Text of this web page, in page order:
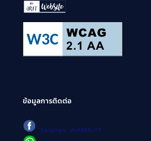
ข้อมูลการติดต่อ
Fanpage : AritRMUTT